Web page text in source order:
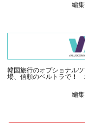
編
韓国旅行のオプショナル
場、信頼のベルトラで！
編